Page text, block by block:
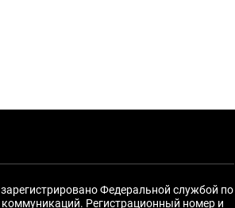
Федеральной службой по
Регистрационный номер и